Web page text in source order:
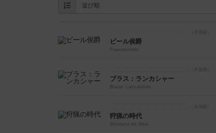
ビール侯爵
Fuerstenfeld
ブラス：ランカシャー
Brass: Lancashire
狩猟の時代
Shuryou no Jidai